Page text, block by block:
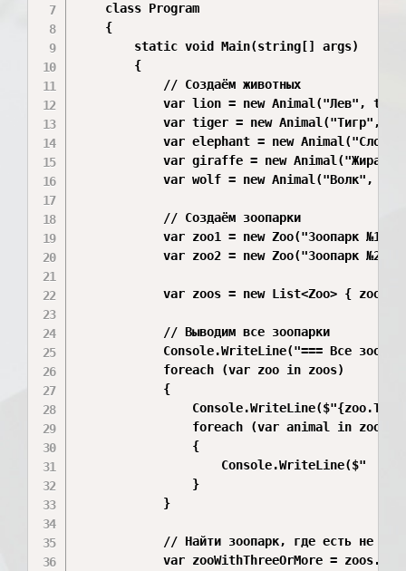
    class Program
    {
        static void Main(string[] args)
        {
            // Создаём животных
var lion = new Animal("Лев",
var tiger = new Animal("Тигр",
var elephant = new Animal("Слон",
var giraffe = new Animal("Жираф",
var wolf = new Animal("Волк",
            // Создаём зоопарки
var zoo1 = new Zoo("Зоопарк №1",
var zoo2 = new Zoo("Зоопарк №2",
var zoos = new List<Zoo> { zoo1,
            // Выводим все зоопарки
Console.WriteLine("=== Все
            foreach (var zoo in zoos)
            {
foreach (var animal in
                {
Console.WriteLine($"  -
                }
            }
// Найти зоопарк, где есть не
var zooWithThreeOrMore =